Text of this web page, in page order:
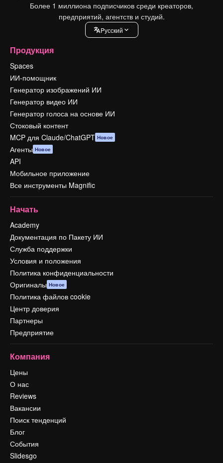
Более 1 миллиона подписчиков среди креаторов,
предприятий, агентств и студий.
Pусский
Продукция
Spaces
ИИ-помощник
Генератор изображений ИИ
Генератор видео ИИ
Генератор голоса на основе ИИ
Стоковый контент
MCP для Claude/ChatGPT Новое
Агенты Новое
API
Мобильное приложение
Все инструменты Magnific
Начать
Academy
Документация по Пакету ИИ
Служба поддержки
Условия и положения
Политика конфиденциальности
Оригиналы Новое
Политика файлов cookie
Центр доверия
Партнеры
Предприятие
Компания
Цены
О нас
Reviews
Вакансии
Поиск тенденций
Блог
События
Slidesgo